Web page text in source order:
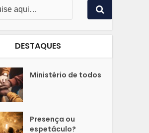
DESTAQUES
Ministério de todos
Presença ou
espetáculo?